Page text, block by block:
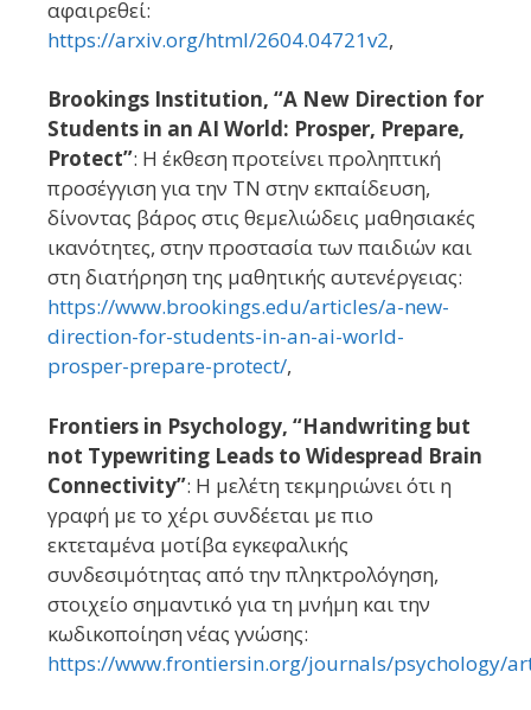
αφαιρεθεί:
https://arxiv.org/html/2604.04721v2,
Brookings Institution, “A New Direction for
Students in an AI World: Prosper, Prepare,
Protect”: Η έκθεση προτείνει προληπτική
προσέγγιση για την ΤΝ στην εκπαίδευση,
δίνοντας βάρος στις θεμελιώδεις μαθησιακές
ικανότητες, στην προστασία των παιδιών και
στη διατήρηση της μαθητικής αυτενέργειας:
https://www.brookings.edu/articles/a-new-
direction-for-students-in-an-ai-world-
prosper-prepare-protect/,
Frontiers in Psychology, “Handwriting but
not Typewriting Leads to Widespread Brain
Connectivity”: Η μελέτη τεκμηριώνει ότι η
γραφή με το χέρι συνδέεται με πιο
εκτεταμένα μοτίβα εγκεφαλικής
συνδεσιμότητας από την πληκτρολόγηση,
στοιχείο σημαντικό για τη μνήμη και την
κωδικοποίηση νέας γνώσης:
https://www.frontiersin.org/journals/psychology/